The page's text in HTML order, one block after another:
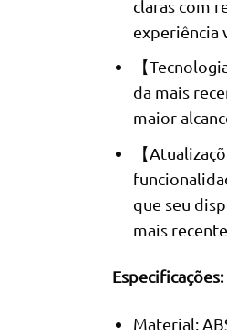
claras com
experiência
【
da mais
maior
【
que seu
mais
Especificações:
Material: